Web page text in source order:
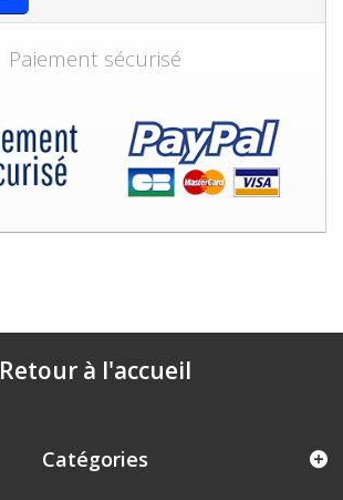
Paiement sécurisé
Retour à l'accueil
Catégories